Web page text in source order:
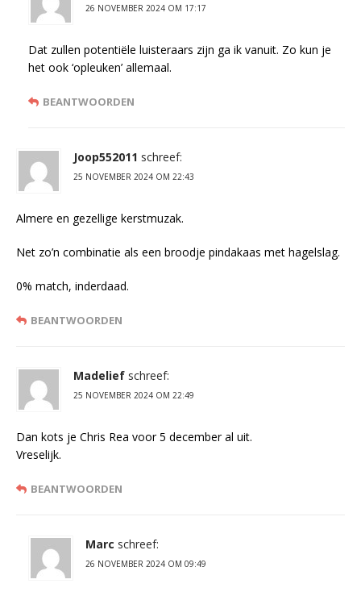
26 NOVEMBER 2024 OM 17:17
Dat zullen potentiële luisteraars zijn ga ik vanuit. Zo kun je
het ook ‘opleuken’ allemaal.
BEANTWOORDEN
Joop552011 schreef:
25 NOVEMBER 2024 OM 22:43
Almere en gezellige kerstmuzak.
Net zo’n combinatie als een broodje pindakaas met hagelslag.
0% match, inderdaad.
BEANTWOORDEN
Madelief schreef:
25 NOVEMBER 2024 OM 22:49
Dan kots je Chris Rea voor 5 december al uit.
Vreselijk.
BEANTWOORDEN
Marc schreef:
26 NOVEMBER 2024 OM 09:49